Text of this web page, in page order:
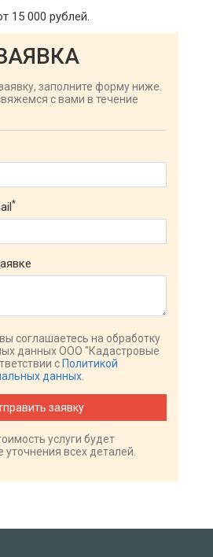
15 000 рублей.
заполните форму ниже.
с вами в течение
*
соглашаетесь на обработку
данных ООО "Кадастровые
с Политикой
данных
заявку
услуги будет
всех деталей.